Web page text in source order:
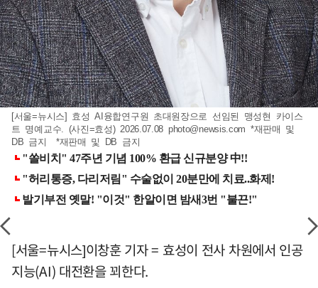
[서울=뉴시스] 효성 AI융합연구원 초대원장으로 선임된 맹성현 카이스
트 명예교수. (사진=효성) 2026.07.08 photo@newsis.com *재판매 및
DB 금지 *재판매 및 DB 금지
[서울=뉴시스]이창훈 기자 = 효성이 전사 차원에서 인공
지능(AI) 대전환을 꾀한다.